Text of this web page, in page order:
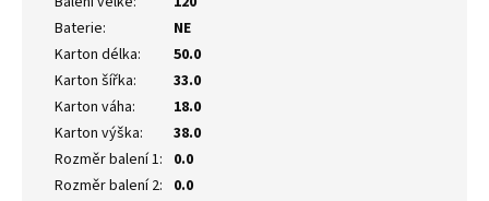
Baterie:
NE
Karton délka:
50.0
Karton šířka:
33.0
Karton váha:
18.0
Karton výška:
38.0
Rozměr balení 1: 0.0
Rozměr balení 2: 0.0